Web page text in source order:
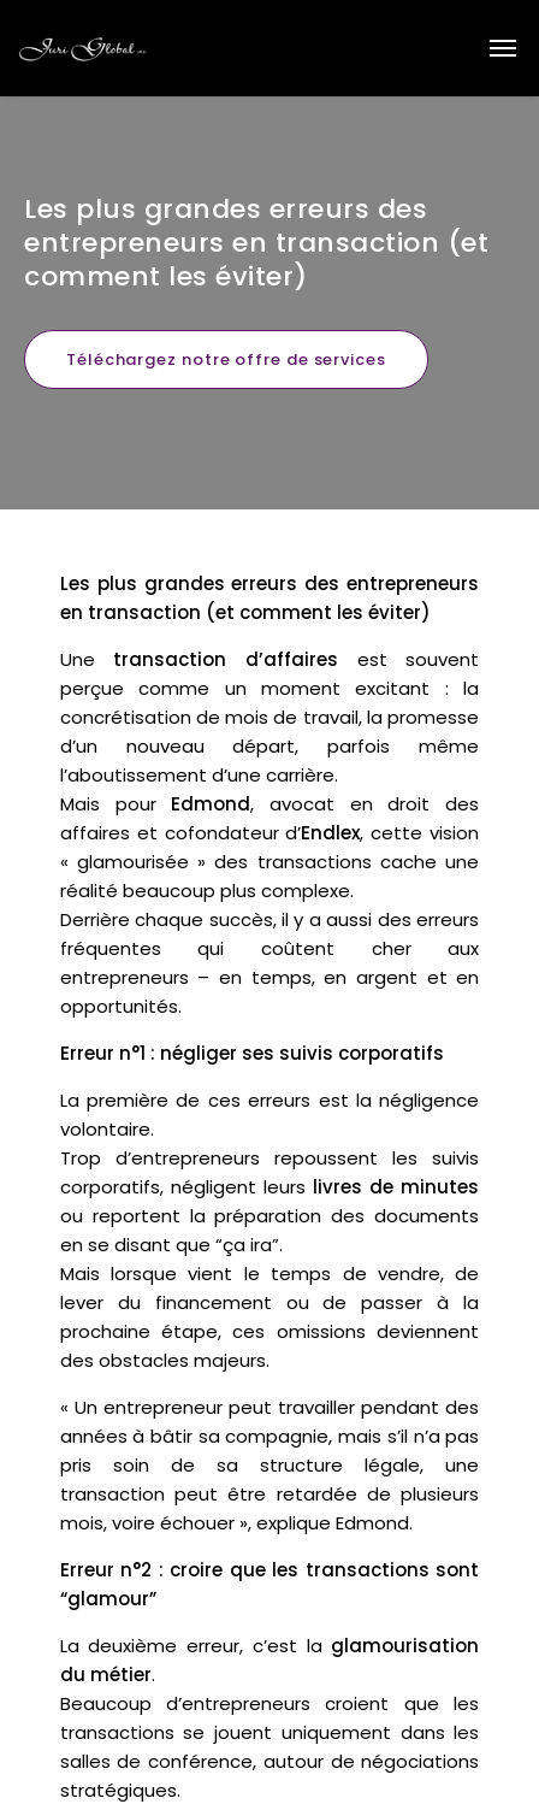
Les plus grandes erreurs des
entrepreneurs en transaction (et
comment les éviter)
Téléchargez notre offre de services
Les plus grandes erreurs des entrepreneurs
en transaction (et comment les éviter)
Une transaction d’affaires est souvent
perçue comme un moment excitant : la
concrétisation de mois de travail, la promesse
d’un nouveau départ, parfois même
l’aboutissement d’une carrière.
Mais pour Edmond, avocat en droit des
affaires et cofondateur d’Endlex, cette vision
« glamourisée » des transactions cache une
réalité beaucoup plus complexe.
Derrière chaque succès, il y a aussi des erreurs
fréquentes qui coûtent cher aux
entrepreneurs – en temps, en argent et en
opportunités.
Erreur n°1 : négliger ses suivis corporatifs
La première de ces erreurs est la négligence
volontaire.
Trop d’entrepreneurs repoussent les suivis
corporatifs, négligent leurs livres de minutes
ou reportent la préparation des documents
en se disant que “ça ira”.
Mais lorsque vient le temps de vendre, de
lever du financement ou de passer à la
prochaine étape, ces omissions deviennent
des obstacles majeurs.
« Un entrepreneur peut travailler pendant des
années à bâtir sa compagnie, mais s’il n’a pas
pris soin de sa structure légale, une
transaction peut être retardée de plusieurs
mois, voire échouer », explique Edmond.
Erreur n°2 : croire que les transactions sont
“glamour”
La deuxième erreur, c’est la glamourisation
du métier.
Beaucoup d’entrepreneurs croient que les
transactions se jouent uniquement dans les
salles de conférence, autour de négociations
stratégiques.